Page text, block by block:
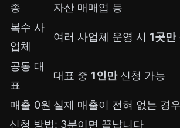
종
자산 매매업 등
복수 사
업체
여러 사업체 운영 시 1곳만
공동 대
표
대표 중 1인만신청 가능
매출 0원 실제 매출이 전혀 없는 경
신청 방법: 3분이면 끝납니다